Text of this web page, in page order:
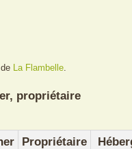
La Flambelle.
propriétaire
Propriétaire